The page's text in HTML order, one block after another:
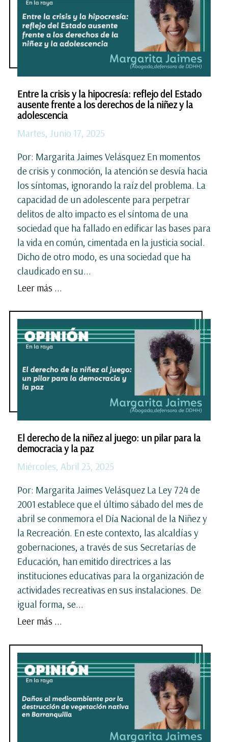
Entre la crisis y la hipocresía: reflejo del Estado
ausente frente a los derechos de la niñez y la
adolescencia
Martes, Junio 17, 2025
Por: Margarita Jaimes Velásquez En momentos
de crisis y conmoción, la atención se desvía hacia
los síntomas, ignorando la raíz del problema. La
capacidad de un adolescente para perpetrar
delitos de alto impacto es el síntoma de una
sociedad que ha fallado en edificar las bases para
la vida en común, cimentada en la justicia social.
Dicho de otro modo, es una sociedad que ha
claudicado en su...
Leer más ...
El derecho de la niñez al juego: un pilar para la
democracia y la paz
Miércoles, Abril 23, 2025
Por: Margarita Jaimes Velásquez La Ley 724 de
2001 establece que el último sábado del mes de
abril se conmemora el Día Nacional de la Niñez y
la Recreación. En este contexto, las alcaldías y
gobernaciones, a través de sus Secretarías de
Educación, han emitido directrices a las
instituciones educativas para la organización de
actividades recreativas en sus instalaciones. De
igual forma, se...
Leer más ...